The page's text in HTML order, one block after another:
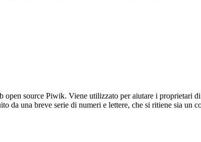
open source Piwik. Viene utilizzato per aiutare i proprietari
da una breve serie di numeri e lettere, che si ritiene sia un